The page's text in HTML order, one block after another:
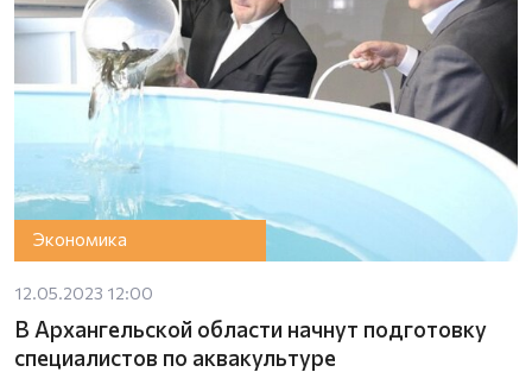
Экономика
12.05.2023 12:00
В Архангельской области начнут подготовку
специалистов по аквакультуре